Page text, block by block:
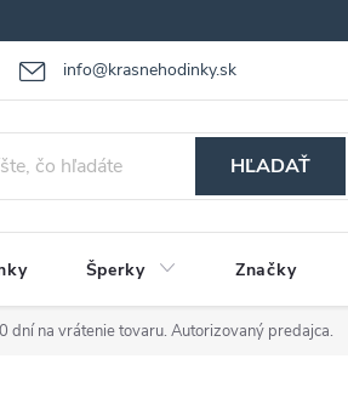
info@krasnehodinky.sk
Reklamácia tovaru Obchodné
HĽADAŤ
Šperky Značky
dní na vrátenie tovaru. Autorizovaný predajca.